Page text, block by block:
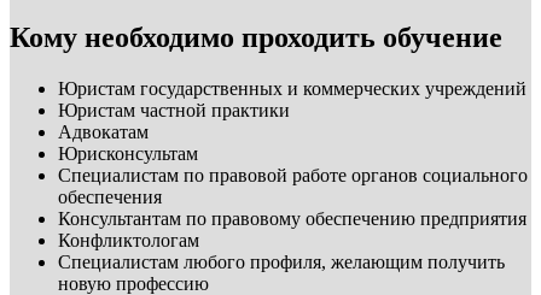
Кому необходимо проходить обучение
Юристам государственных и коммерческих учреждений
Юристам частной практики
Адвокатам
Юрисконсультам
Специалистам по правовой работе органов социального
обеспечения
Консультантам по правовому обеспечению предприятия
Конфликтологам
Специалистам любого профиля, желающим получить
новую профессию